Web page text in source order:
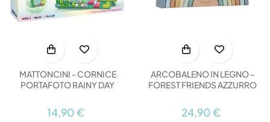
MATTONCINI - CORNICE
PORTAFOTO RAINY DAY
14,90 €
ARCOBALENO IN LEGNO -
FOREST FRIENDS AZZURRO
24,90 €